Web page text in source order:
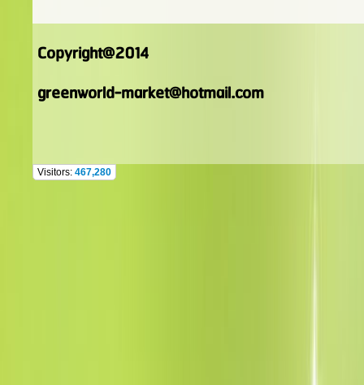
Copyright@2014
greenworld-market@hotmail.com
Visitors: 467,280